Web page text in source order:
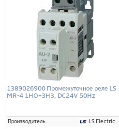
1389026900 Промежуточное реле LS
MR-4 1HO+3H3, DC24V 50Hz
Производитель: LS Electric